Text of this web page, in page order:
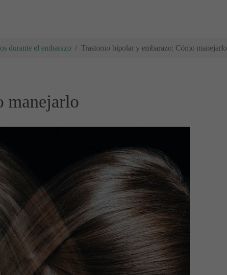
durante el embarazo Trastorno bipolar y embarazo: Cómo manejarlo
manejarlo